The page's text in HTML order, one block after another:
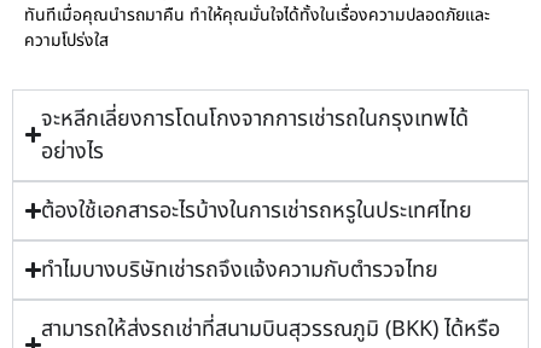
ทันทีเมื่อคุณนำรถมาคืน ทำให้คุณมั่นใจได้ทั้งในเรื่องความปลอดภัยและ
ความโปร่งใส
จะหลีกเลี่ยงการโดนโกงจากการเช่ารถในกรุงเทพได้
อย่างไร
ต้องใช้เอกสารอะไรบ้างในการเช่ารถหรูในประเทศไทย
ทำไมบางบริษัทเช่ารถจึงแจ้งความกับตำรวจไทย
สามารถให้ส่งรถเช่าที่สนามบินสุวรรณภูมิ (BKK) ได้หรือ